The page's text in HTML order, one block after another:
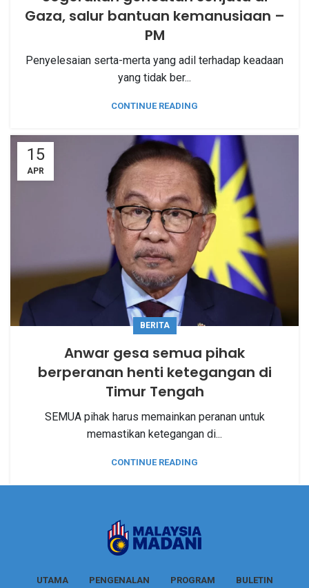
Gaza, salur bantuan kemanusiaan –
PM
Penyelesaian serta-merta yang adil terhadap keadaan
yang tidak ber...
CONTINUE READING
15
APR
BERITA
Anwar gesa semua pihak
berperanan henti ketegangan di
Timur Tengah
SEMUA pihak harus memainkan peranan untuk
memastikan ketegangan di...
CONTINUE READING
UTAMA PENGENALAN PROGRAM BULETIN